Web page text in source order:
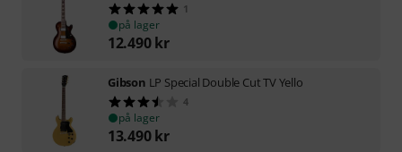
1
på lager
12.490 kr
Gibson LP Special Double Cut TV Yello
4
på lager
13.490 kr